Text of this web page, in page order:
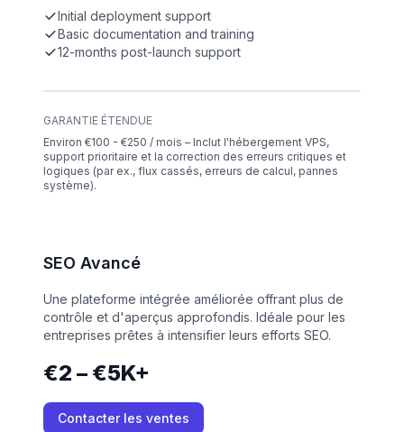
Initial deployment support
Basic documentation and training
12-months post-launch support
GARANTIE ÉTENDUE
Environ €100 - €250 / mois – Inclut l'hébergement VPS,
support prioritaire et la correction des erreurs critiques et
logiques (par ex., flux cassés, erreurs de calcul, pannes
système).
SEO Avancé
Une plateforme intégrée améliorée offrant plus de
contrôle et d'aperçus approfondis. Idéale pour les
entreprises prêtes à intensifier leurs efforts SEO.
€2 – €5K+
Contacter les ventes